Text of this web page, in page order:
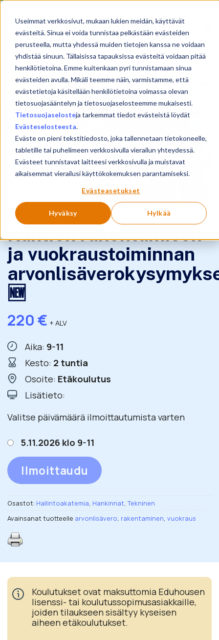
Useimmat verkkosivut, mukaan lukien meidän, käyttävät
evästeitä. Sinua ei voida tunnistaa pelkästään evästeiden
perusteella, mutta yhdessä muiden tietojen kanssa ne voidaan
yhdistää sinuun. Tällaisissa tapauksissa evästeitä voidaan pitää
henkilötietoina. Emme kuitenkaan pyri tunnistamaan sinua
evästeiden avulla. Mikäli teemme näin, varmistamme, että
evästetietoja käsitellään henkilötietoina voimassa olevan
tietosuojasääntelyn ja tietosuojaselosteemme mukaisesti.
Tietosuojaselosteja tarkemmat tiedot evästeistä löydät
Evästeselosteesta.
Eväste on pieni tekstitiedosto, joka tallennetaan tietokoneelle,
tabletille tai puhelimeen verkkosivulla vierailun yhteydessä.
Evästeet tunnistavat laitteesi verkkosivulla ja muistavat
aikaisemmat vierailusi käyttökokemuksen parantamiseksi.
Evästeasetukset
Hyväksy Hylkää
Skip
content
Kuntien rakentamisen
ja vuokraustoiminnan
🆕
220€ + ALV
Aika: 9-11
Kesto: 2 tuntia
Osoite: Etäkoulutus
Lisätieto:
Valitse päivämäärä ilmoittautumista varten
5.11.2026 klo 9-11
Ilmoittaudu
Osastot: Hallintoakatemia, Hankinnat,Tekninen
Avainsanat tuotteelle arvonlisävero, rakentaminen, vuokraus
Koulutukset ovat maksuttomia Eduhousen
lisenssi- tai koulutussopimusasiakkaille,
joiden tilaukseen sisältyy kyseisen
aiheen etäkoulutukset.